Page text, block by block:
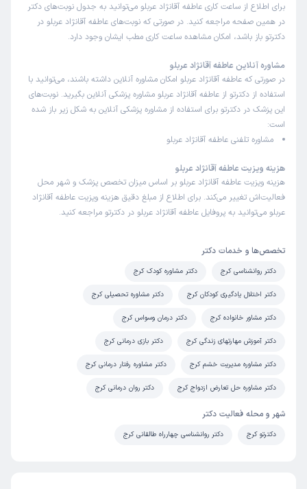
برای اطلاع از ساعت کاری عاطفه آقانژاد عربلو می‌توانید به جدول نوبت‌های دکتر
در همین صفحه مراجعه کنید. در صورتی که نوبت‌های عاطفه آقانژاد عربلو در
دکترتو باز باشد، امکان مشاهده ساعت کاری مطب ایشان وجود دارد.
مشاوره آنلاین عاطفه آقانژاد عربلو
در صورتی که عاطفه آقانژاد عربلو امکان مشاوره آنلاین داشته باشند، می‌توانید با
استفاده از دکترتو از عاطفه آقانژاد عربلو مشاوره پزشکی آنلاین بگیرید. نوبت‌های
این پزشک در دکترتو برای استفاده از مشاوره پزشکی آنلاین به شکل زیر باز شده
است:
مشاوره تلفنی عاطفه آقانژاد عربلو
هزینه ویزیت عاطفه آقانژاد عربلو
هزینه ویزیت عاطفه آقانژاد عربلو بر اساس میزان تخصص پزشک و شهر محل
فعالیت‌اش تغییر می‌کند. برای اطلاع از مبلغ دقیق هزینه ویزیت عاطفه آقانژاد
عربلو می‌توانید به پروفایل عاطفه آقانژاد عربلو در دکترتو مراجعه کنید.
تخصص‌ها و خدمات دکتر
دکتر روانشناسی کرج دکتر مشاوره کودک کرج
دکتر اختلال یادگیری کودکان کرج دکتر مشاوره تحصیلی کرج
دکتر مشاور خانواده کرج دکتر درمان وسواس کرج
دکتر آموزش مهارتهای زندگی کرج دکتر بازی درمانی کرج
دکتر مشاوره مدیریت خشم کرج دکتر مشاوره رفتار درمانی کرج
دکتر مشاوره حل تعارض ازدواج کرج دکتر روان درمانی کرج
شهر و محله فعالیت دکتر
دکترتو کرج دکتر روانشناسی چهارراه طالقانی کرج